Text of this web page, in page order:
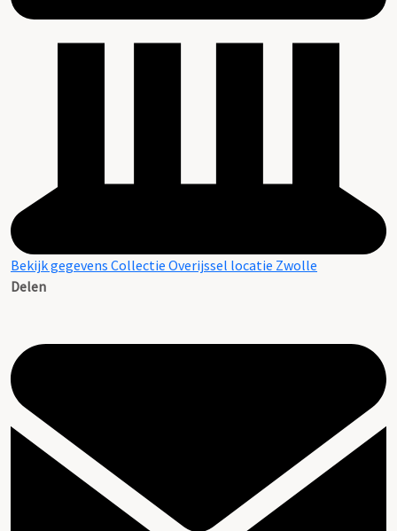
Bekijk gegevens Collectie Overijssel locatie Zwolle
Delen